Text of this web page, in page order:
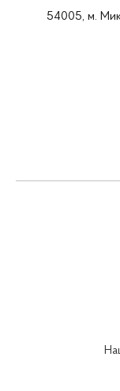
54005, м.